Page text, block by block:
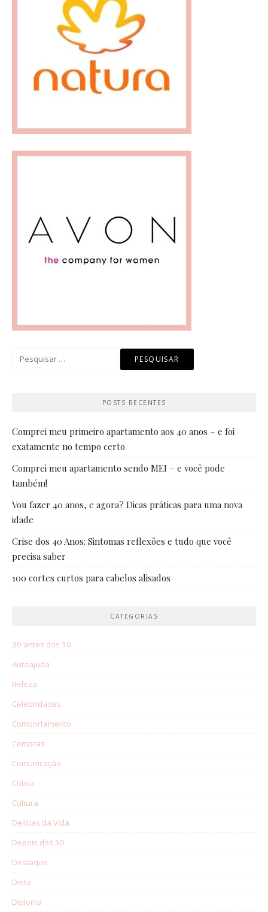
POSTS RECENTES
Comprei meu primeiro apartamento aos 40 anos – e foi
exatamente no tempo certo
Comprei meu apartamento sendo MEI – e você pode
também!
Vou fazer 40 anos, e agora? Dicas práticas para uma nova
idade
Crise dos 40 Anos: Sintomas reflexões e tudo que você
precisa saber
100 cortes curtos para cabelos alisados
CATEGORIAS
30 antes dos 30
Autoajuda
Beleza
Celebridades
Comportamento
Compras
Comunicação
Crítica
Cultura
Delícias da Vida
Depois dos 30
Destaque
Dieta
Diploma